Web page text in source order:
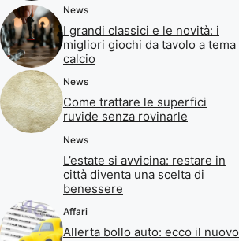
News
I grandi classici e le novità: i
migliori giochi da tavolo a tema
calcio
News
Come trattare le superfici
ruvide senza rovinarle
News
L’estate si avvicina: restare in
città diventa una scelta di
benessere
Affari
Allerta bollo auto: ecco il nuovo